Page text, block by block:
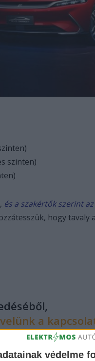
védelme
szinten)
és a szakértők szerint
hogy tavaly
a